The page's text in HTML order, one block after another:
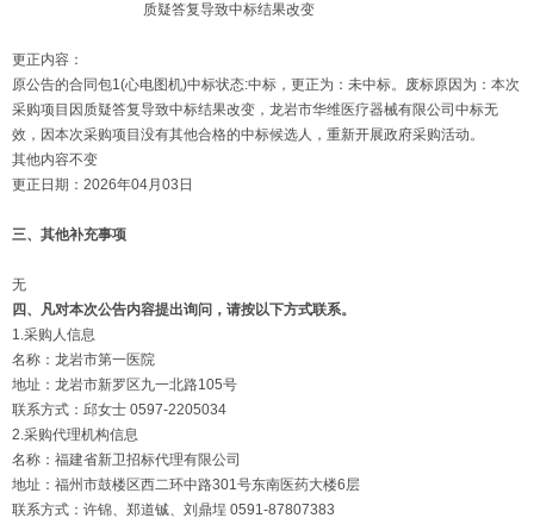
质疑答复导致中标结果改变
更正内容：
原公告的合同包1(心电图机)中标状态:中标，更正为：未中标。废标原因为：本次
采购项目因质疑答复导致中标结果改变，龙岩市华维医疗器械有限公司中标无
效，因本次采购项目没有其他合格的中标候选人，重新开展政府采购活动。
其他内容不变
更正日期：2026年04月03日
三、其他补充事项
无
四、凡对本次公告内容提出询问，请按以下方式联系。
1.采购人信息
名称：龙岩市第一医院
地址：龙岩市新罗区九一北路105号
联系方式：邱女士 0597-2205034
2.采购代理机构信息
名称：福建省新卫招标代理有限公司
地址：福州市鼓楼区西二环中路301号东南医药大楼6层
联系方式：许锦、郑道铖、刘鼎埕 0591-87807383